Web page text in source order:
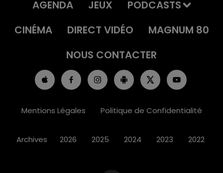
AGENDA
JEUX
PODCASTS
CINÉMA
DIRECT VIDÉO
MAGNUM 80
NOUS CONTACTER
Mentions Légales Politique de Confidentialité
Archives 2026 2025 2024 2023 2022